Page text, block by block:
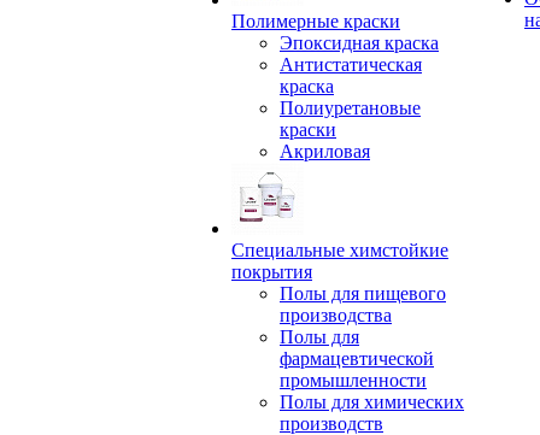
Полимерные краски
Эпоксидная краска
Антистатическая
краска
Полиуретановые
краски
Акриловая
Специальные химстойкие
покрытия
Полы для пищевого
производства
Полы для
фармацевтической
промышленности
Полы для химических
производств